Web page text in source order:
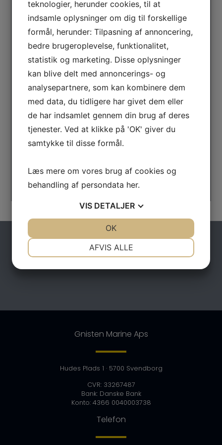
Gnisten Marine Aps
Hudes Plads 1 · 5700 Svendborg
CVR: 33267487
Bank: Danske Bank
Konto: 4366 0040003738
Telefon
teknologier, herunder cookies, til at
indsamle oplysninger om dig til forskellige
formål, herunder: Tilpasning af annoncering,
bedre brugeroplevelse, funktionalitet,
statistik og marketing. Disse oplysninger
kan blive delt med annoncerings- og
analysepartnere, som kan kombinere dem
med data, du tidligere har givet dem eller
de har indsamlet gennem din brug af deres
tjenester. Ved at klikke på 'OK' giver du
samtykke til disse formål.
Læs mere om vores brug af cookies og
behandling af persondata her.
VIS DETALJER
AFVIS ALLE
OK